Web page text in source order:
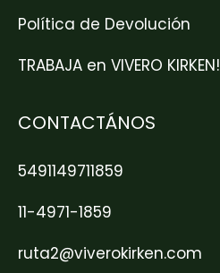
Política de Devolución
TRABAJA en VIVERO KIRKEN!
CONTACTÁNOS
5491149711859
11-4971-1859
ruta2@viverokirken.com